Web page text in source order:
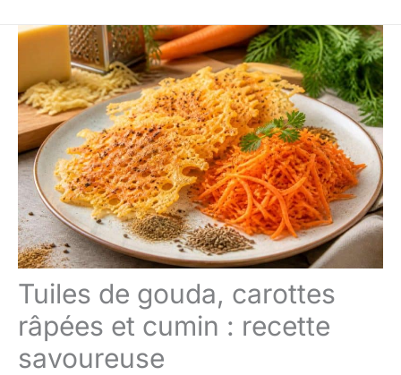
Tuiles de gouda, carottes
râpées et cumin : recette
savoureuse